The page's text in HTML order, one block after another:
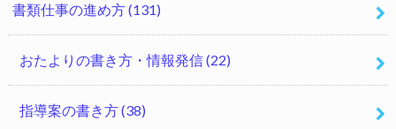
書類仕事の進め方(131)
おたよりの書き方・情報発信(22)
指導案の書き方(38)